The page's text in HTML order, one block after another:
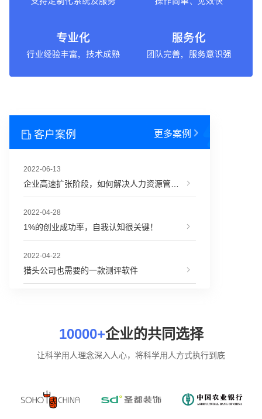
客户案例 更多案例
2022-06-13
2022-04-28
1%的创业成功率，自我认知很关键！
2022-04-22
猎头公司也需要的一款测评软件
10000+企业的共同选择
让科学用人理念深入人心，将科学用人方式执行到底